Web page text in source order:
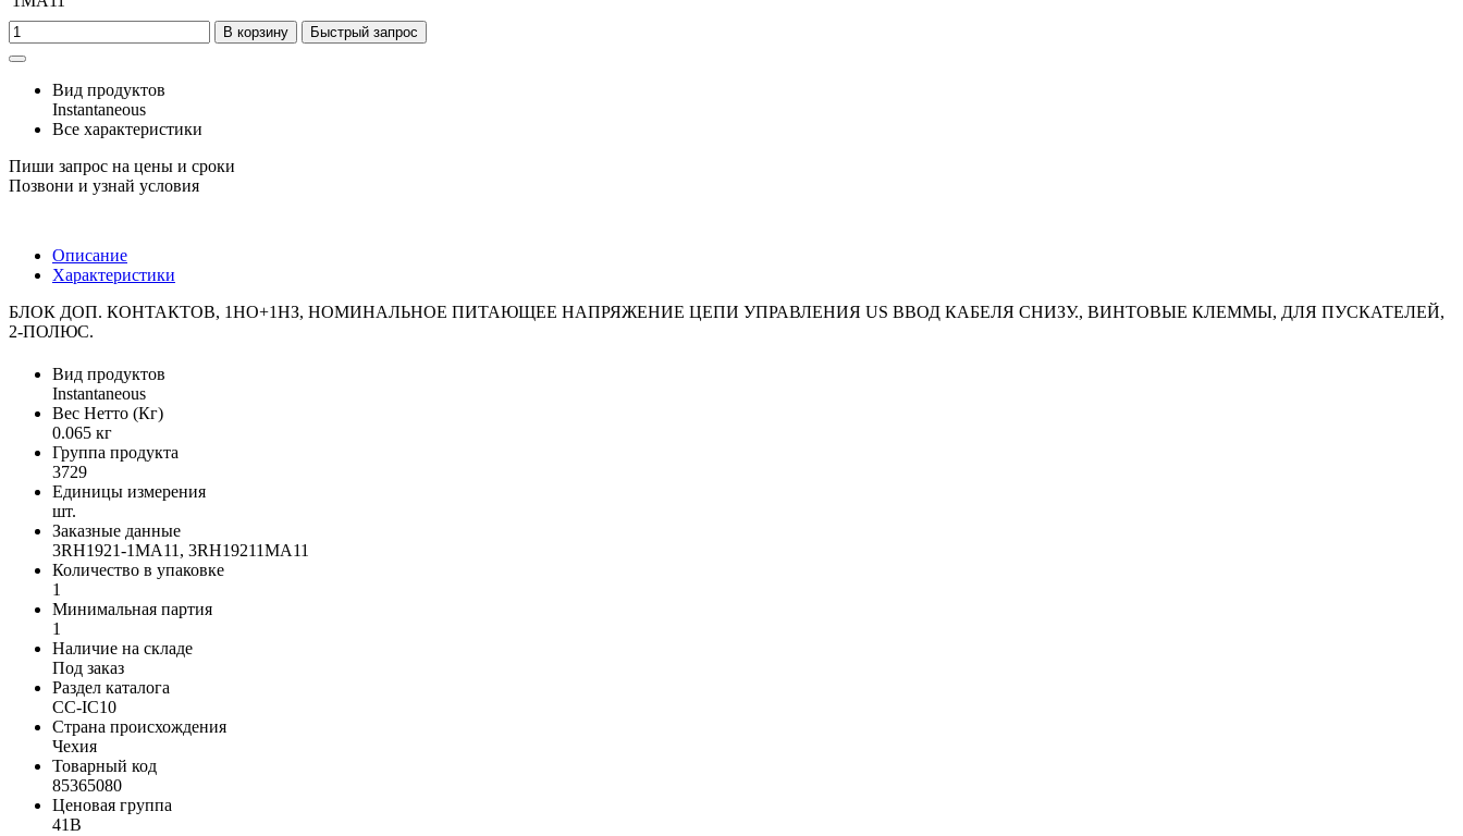
В корзину Быстрый запрос
Вид продуктов
Instantaneous
Все характеристики
Пиши запрос на цены и сроки
Позвони и узнай условия
Описание
Характеристики
БЛОК ДОП. КОНТАКТОВ, 1НO+1НЗ, НОМИНАЛЬНОЕ ПИТАЮЩЕЕ НАПРЯЖЕНИЕ ЦЕПИ УПРАВЛЕНИЯ US ВВОД КАБЕЛЯ СНИЗУ., ВИНТОВЫЕ КЛЕММЫ, ДЛЯ ПУСКАТЕЛЕЙ,
2-ПОЛЮС.
Вид продуктов
Instantaneous
Вес Нетто (Кг)
0.065 кг
Группа продукта
3729
Единицы измерения
шт.
Заказные данные
3RH1921-1MA11, 3RH19211MA11
Количество в упаковке
1
Минимальная партия
1
Наличие на складе
Под заказ
Раздел каталога
CC-IC10
Страна происхождения
Чехия
Товарный код
85365080
Ценовая группа
41B